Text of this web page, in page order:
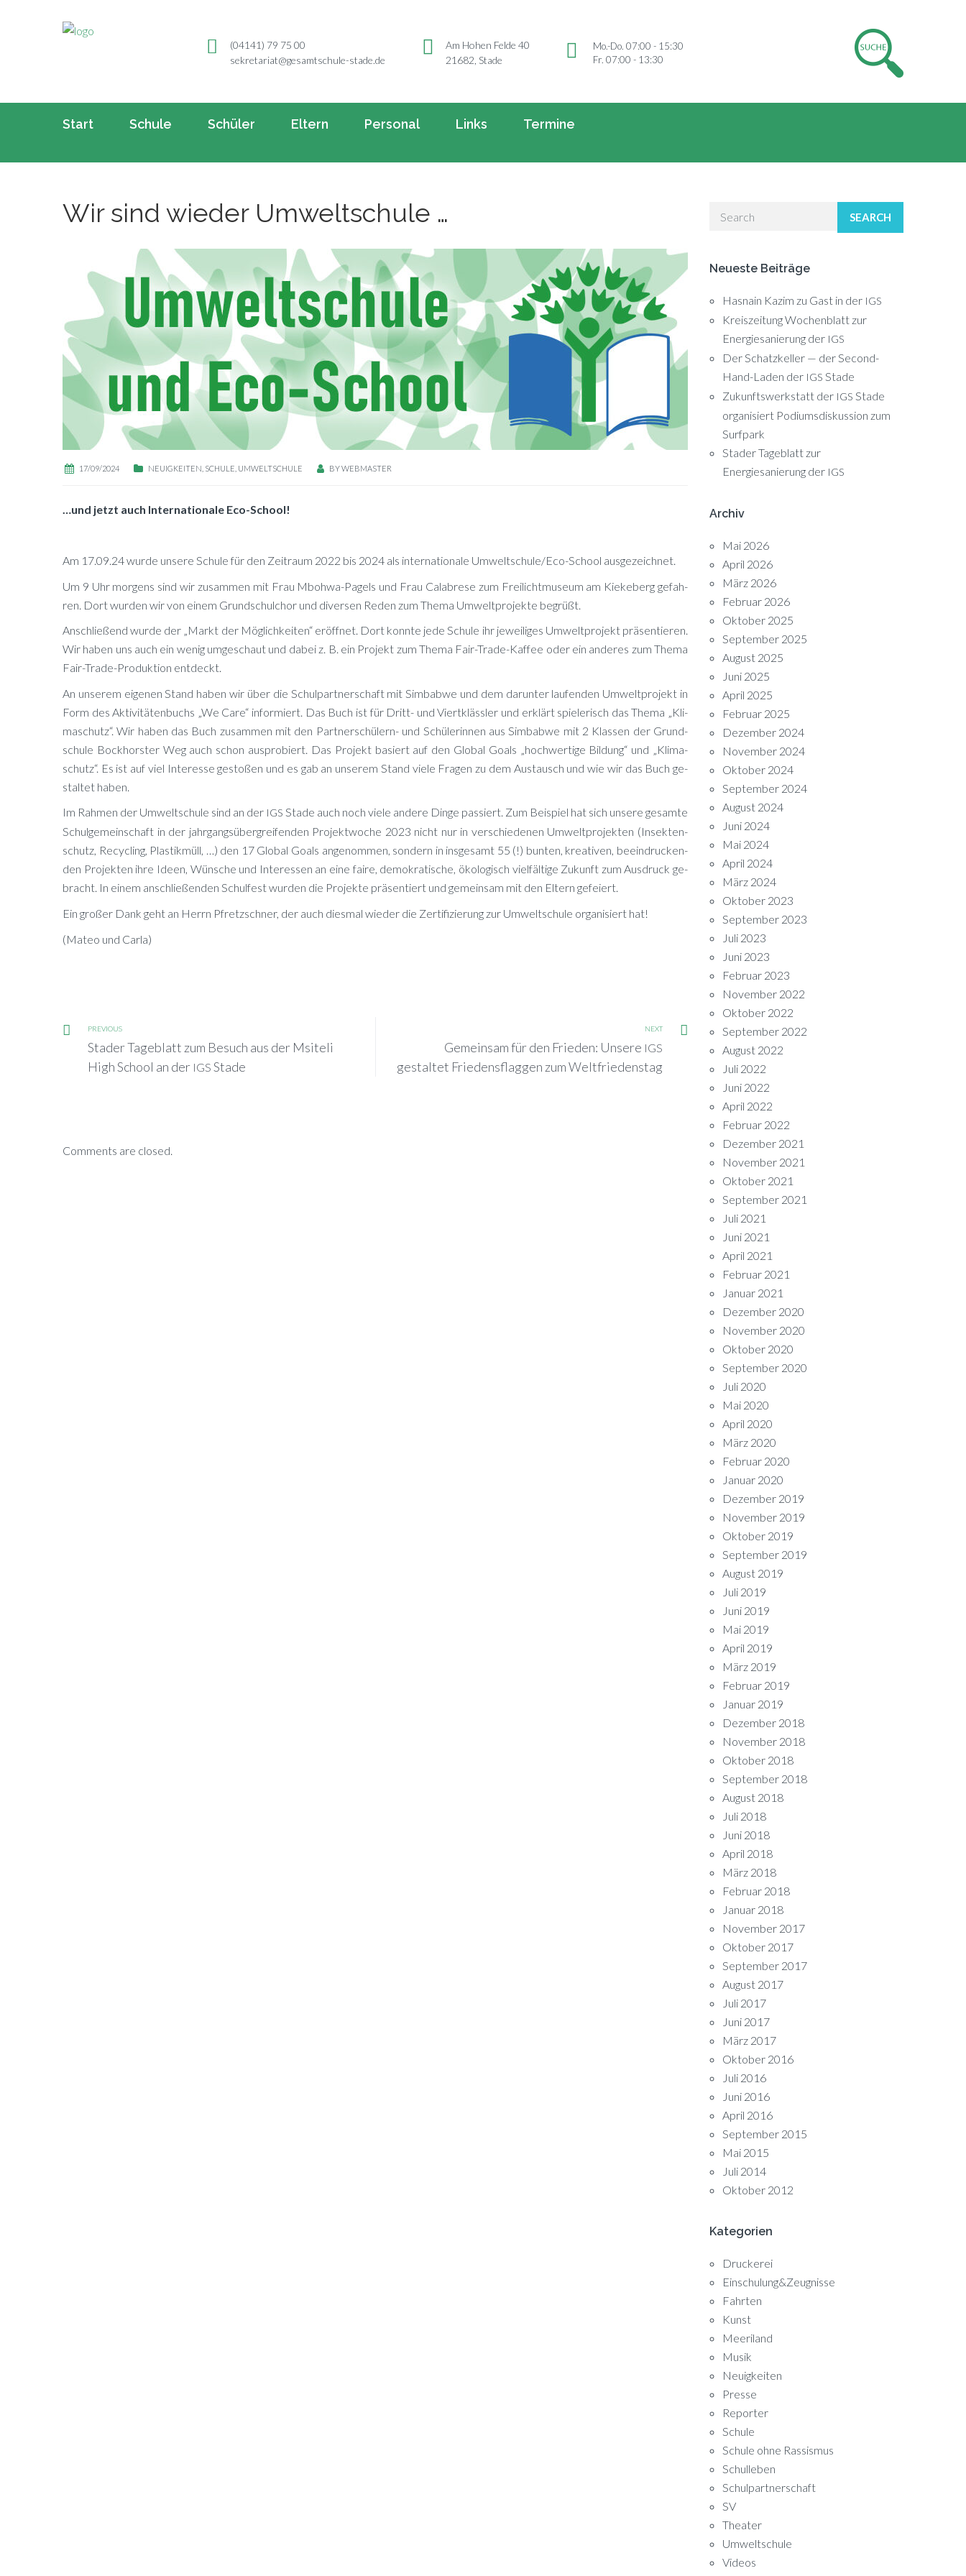
(04141) 79 75 00
sekretariat@gesamtschule-stade.de
Am Hohen Felde 40
21682, Stade
Mo.-Do. 07:00 - 15:30
Fr. 07:00 - 13:30
Start Schule Schüler Eltern Personal Links Termine
Wir sind wieder Umweltschule …
17/09/2024 NEUIGKEITEN SCHULE UMWELTSCHULE BYWEBMASTER
…und jetzt auch In­ter­na­tio­na­le Eco-School!
Am 17.09.24 wur­de un­se­re Schu­le für den Zeit­raum 2022 bis 2024 als in­ter­na­tio­na­le Um­welt­schu­le/E­co-School ausgezeichnet.
Um 9 Uhr mor­gens sind wir zu­sam­men mit Frau Mboh­wa-Pa­gels und Frau Ca­la­bre­se zum Frei­licht­mu­se­um am Kie­ke­berg ge­fah­
ren. Dort wur­den wir von ei­nem Grund­schul­chor und di­ver­sen Re­den zum The­ma Um­welt­pro­jek­te begrüßt.
An­schlie­ßend wur­de der „Markt der Mög­lich­kei­ten“ er­öff­net. Dort konn­te jede Schu­le ihr je­wei­li­ges Um­welt­pro­jekt prä­sen­tie­ren.
Wir ha­ben uns auch ein we­nig um­ge­schaut und da­bei z. B. ein Pro­jekt zum The­ma Fair-Trade-Kaf­fee oder ein an­de­res zum The­ma
Fair-Trade-Pro­duk­ti­on entdeckt.
An un­se­rem ei­ge­nen Stand ha­ben wir über die Schul­part­ner­schaft mit Sim­bab­we und dem dar­un­ter lau­fen­den Um­welt­pro­jekt in
Form des Ak­ti­vi­tä­ten­buchs „We Care“ in­for­miert. Das Buch ist für Dritt- und Viert­kläss­ler und er­klärt spie­le­risch das The­ma „Kli­
ma­schutz“. Wir ha­ben das Buch zu­sam­men mit den Part­ner­schü­lern- und Schü­le­rin­nen aus Sim­bab­we mit 2 Klas­sen der Grund­
schu­le Bock­hors­ter Weg auch schon aus­pro­biert. Das Pro­jekt ba­siert auf den Glo­bal Goals „hoch­wer­ti­ge Bil­dung“ und „Kli­ma­
schutz“. Es ist auf viel In­ter­es­se ge­sto­ßen und es gab an un­se­rem Stand vie­le Fra­gen zu dem Aus­tausch und wie wir das Buch ge­
stal­tet haben.
Im Rah­men der Um­welt­schu­le sind an der IGS Sta­de auch noch vie­le an­de­re Din­ge pas­siert. Zum Bei­spiel hat sich un­se­re ge­sam­te
Schul­ge­mein­schaft in der jahr­gangs­über­grei­fen­den Pro­jekt­wo­che 2023 nicht nur in ver­schie­de­nen Um­welt­pro­jek­ten (In­sek­ten­
schutz, Re­cy­cling, Plas­tik­müll, …) den 17 Glo­bal Goals an­ge­nom­men, son­dern in ins­ge­samt 55 (!) bun­ten, krea­ti­ven, be­ein­dru­cken­
den Pro­jek­ten ihre Ideen, Wün­sche und In­ter­es­sen an eine fai­re, de­mo­kra­ti­sche, öko­lo­gisch viel­fäl­ti­ge Zu­kunft zum Aus­druck ge­
bracht. In ei­nem an­schlie­ßen­den Schul­fest wur­den die Pro­jek­te prä­sen­tiert und ge­mein­sam mit den El­tern gefeiert.
Ein gro­ßer Dank geht an Herrn Pfretz­sch­ner, der auch dies­mal wie­der die Zer­ti­fi­zie­rung zur Um­welt­schu­le or­ga­ni­siert hat!
(Ma­teo und Carla)
PREVIOUS
Stader Tageblatt zum Besuch aus der Msiteli
High School an der IGS Stade
NEXT
Gemeinsam für den Frieden: Unsere IGS
gestaltet Friedensflaggen zum Weltfriedenstag
Comments are closed.
SEARCH
Neueste Beiträge
Hasnain Kazim zu Gast in der IGS
Kreiszeitung Wochenblatt zur
Energiesanierung der IGS
Der Schatzkeller — der Second-
Hand-Laden der IGS Stade
Zukunftswerkstatt der IGS Stade
organisiert Podiumsdiskussion zum
Surfpark
Stader Tageblatt zur
Energiesanierung der IGS
Archiv
Mai 2026
April 2026
März 2026
Februar 2026
Oktober 2025
September 2025
August 2025
Juni 2025
April 2025
Februar 2025
Dezember 2024
November 2024
Oktober 2024
September 2024
August 2024
Juni 2024
Mai 2024
April 2024
März 2024
Oktober 2023
September 2023
Juli 2023
Juni 2023
Februar 2023
November 2022
Oktober 2022
September 2022
August 2022
Juli 2022
Juni 2022
April 2022
Februar 2022
Dezember 2021
November 2021
Oktober 2021
September 2021
Juli 2021
Juni 2021
April 2021
Februar 2021
Januar 2021
Dezember 2020
November 2020
Oktober 2020
September 2020
Juli 2020
Mai 2020
April 2020
März 2020
Februar 2020
Januar 2020
Dezember 2019
November 2019
Oktober 2019
September 2019
August 2019
Juli 2019
Juni 2019
Mai 2019
April 2019
März 2019
Februar 2019
Januar 2019
Dezember 2018
November 2018
Oktober 2018
September 2018
August 2018
Juli 2018
Juni 2018
April 2018
März 2018
Februar 2018
Januar 2018
November 2017
Oktober 2017
September 2017
August 2017
Juli 2017
Juni 2017
März 2017
Oktober 2016
Juli 2016
Juni 2016
April 2016
September 2015
Mai 2015
Juli 2014
Oktober 2012
Kategorien
Druckerei
Einschulung&Zeugnisse
Fahrten
Kunst
Meeriland
Musik
Neuigkeiten
Presse
Reporter
Schule
Schule ohne Rassismus
Schulleben
Schulpartnerschaft
SV
Theater
Umweltschule
Videos